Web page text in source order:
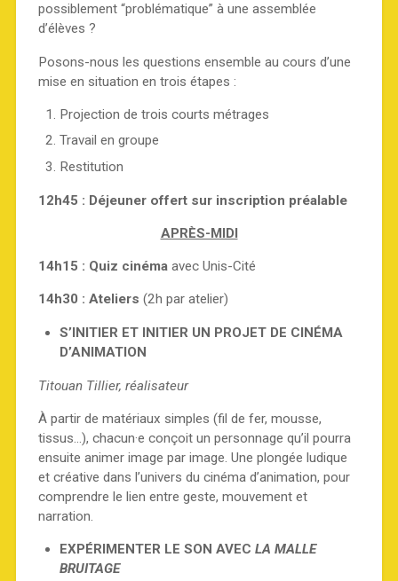
possiblement “problématique” à une assemblée
d’élèves ?
Posons-nous les questions ensemble au cours d’une
mise en situation en trois étapes :
Projection de trois courts métrages
Travail en groupe
Restitution
12h45 : Déjeuner offert sur inscription préalable
APRÈS-MIDI
14h15 : Quiz cinémaavec Unis-Cité
14h30 : Ateliers (2h par atelier)
S’INITIER ET INITIER UN PROJET DE CINÉMA
D’ANIMATION
Titouan Tillier, réalisateur
À partir de matériaux simples (fil de fer, mousse,
tissus…), chacun·e conçoit un personnage qu’il pourra
ensuite animer image par image. Une plongée ludique
et créative dans l’univers du cinéma d’animation, pour
comprendre le lien entre geste, mouvement et
narration.
EXPÉRIMENTER LE SON AVEC LA MALLE
BRUITAGE